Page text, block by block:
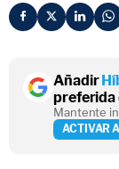
Añadir
preferida
Mantente
ACTIVAR